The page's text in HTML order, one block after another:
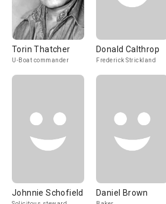
Torin Thatcher
U-Boat commander
Donald Calthrop
Frederick Strickland
Johnnie Schofield Daniel Brown